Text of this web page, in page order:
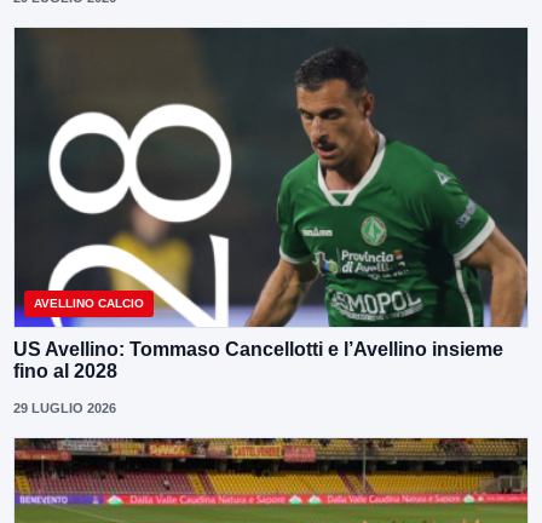
AVELLINO CALCIO
US Avellino: Tommaso Cancellotti e l’Avellino insieme
fino al 2028
29 LUGLIO 2026